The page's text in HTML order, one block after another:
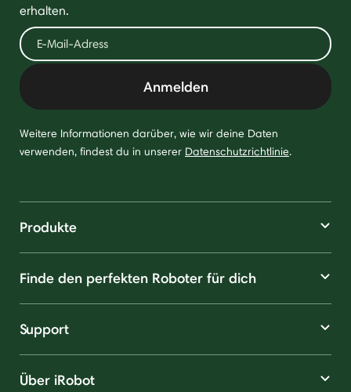
erhalten.
Anmelden
Weitere Informationen darüber, wie wir deine Daten
verwenden, findest du in unserer Datenschutzrichtlinie.
Produkte
Finde den perfekten Roboter für dich
Support
Über iRobot